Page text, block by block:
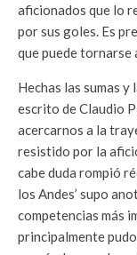
aficionados que lo
por sus goles. Es
que puede
Hechas las sumas
escrito de Claudio
acercarnos a la
resistido por la
cabe duda rompió
los Andes’ supo
competencias más
principalmente